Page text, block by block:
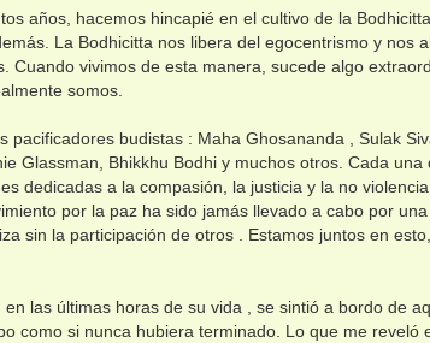
años, hacemos hincapié en el cultivo de la
La Bodhicitta nos libera del egocentrismo y nos
Cuando vivimos de esta manera, sucede algo
somos.
budistas : Maha Ghosananda , Sulak
Glassman, Bhikkhu Bodhi y muchos otros. Cada una
dedicadas a la compasión, la justicia y la no
por la paz ha sido jamás llevado a cabo por una
sin la participación de otros . Estamos juntos en
las últimas horas de su vida , se sintió a bordo de
como si nunca hubiera terminado. Lo que me reveló